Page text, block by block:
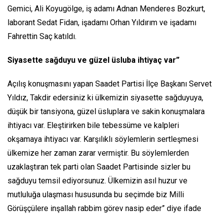
Gemici, Ali Koyugölge, iş adamı Adnan Menderes Bozkurt,
laborant Sedat Fidan, işadamı Orhan Yıldırım ve işadamı
Fahrettin Saç katıldı.
Siyasette sağduyu ve güzel üsluba ihtiyaç var”
Açılış konuşmasını yapan Saadet Partisi İlçe Başkanı Servet
Yıldız, Takdir edersiniz ki ülkemizin siyasette sağduyuya,
düşük bir tansiyona, güzel üsluplara ve sakin konuşmalara
ihtiyacı var. Eleştirirken bile tebessüme ve kalpleri
okşamaya ihtiyacı var. Karşılıklı söylemlerin sertleşmesi
ülkemize her zaman zarar vermiştir. Bu söylemlerden
uzaklaştıran tek parti olan Saadet Partisinde sizler bu
sağduyu temsil ediyorsunuz. Ülkemizin asıl huzur ve
mutluluğa ulaşması hususunda bu seçimde biz Milli
Görüşçülere inşallah rabbim görev nasip eder” diye ifade